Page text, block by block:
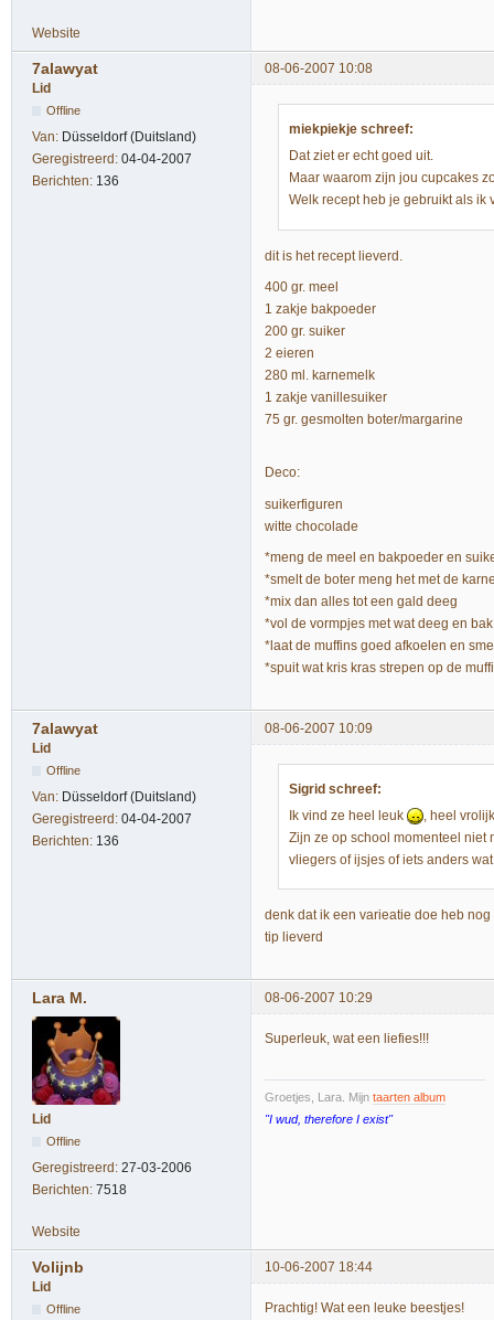
Website
7alawyat
08-06-2007 10:08
Lid
Offline
Van: Düsseldorf (Duitsland)
Geregistreerd: 04-04-2007
Berichten: 136
miekpiekje schreef:
Dat ziet er echt goed uit.
Maar waarom zijn jou cupcakes
Welk recept heb je gebruikt als ik
dit is het recept lieverd.
400 gr. meel
1 zakje bakpoeder
200 gr. suiker
2 eieren
280 ml. karnemelk
1 zakje vanillesuiker
75 gr. gesmolten boter/margarine
Deco:
suikerfiguren
witte chocolade
*meng de meel en bakpoeder en
*smelt de boter meng het met de
*mix dan alles tot een gald deeg
*vol de vormpjes met wat deeg en
*laat de muffins goed afkoelen en
*spuit wat kris kras strepen op de
7alawyat
08-06-2007 10:09
Lid
Offline
Van: Düsseldorf (Duitsland)
Geregistreerd: 04-04-2007
Berichten: 136
Sigrid schreef:
Ik vind ze heel leuk
, heel
Zijn ze op school momenteel niet
vliegers of ijsjes of iets anders
denk dat ik een varieatie doe heb
tip lieverd
Lara M. 08-06-2007 10:29
Lid
Offline
Geregistreerd: 27-03-2006
Berichten: 7518
Superleuk, wat een liefies!!!
Groetjes, Lara. Mijn taarten album
"I wud, therefore I exist"
Website
Volijnb
10-06-2007 18:44
Lid
Offline
Prachtig! Wat een leuke beestjes!